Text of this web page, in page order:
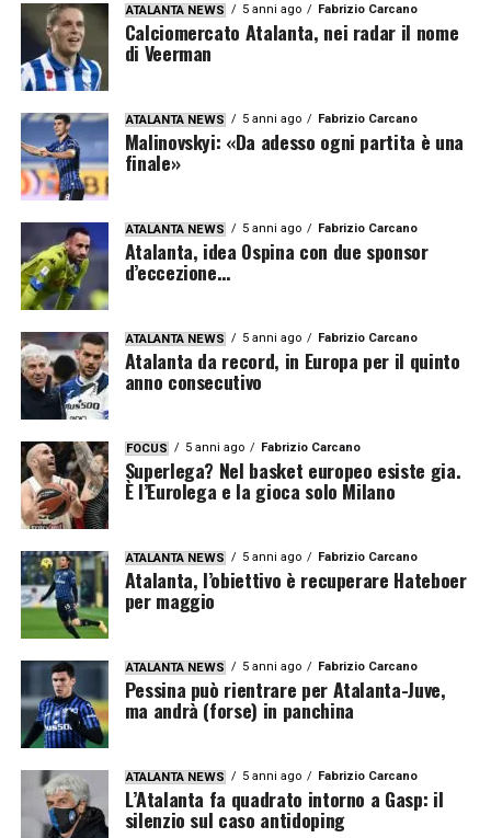
ATALANTA NEWS 5 anni ago Fabrizio Carcano
Calciomercato Atalanta, nei radar il nome
di Veerman
ATALANTA NEWS 5 anni ago Fabrizio Carcano
Malinovskyi: «Da adesso ogni partita è una
finale»
ATALANTA NEWS 5 anni ago Fabrizio Carcano
Atalanta, idea Ospina con due sponsor
d’eccezione…
ATALANTA NEWS 5 anni ago Fabrizio Carcano
Atalanta da record, in Europa per il quinto
anno consecutivo
FOCUS 5 anni ago Fabrizio Carcano
Superlega? Nel basket europeo esiste gia.
È l’Eurolega e la gioca solo Milano
ATALANTA NEWS 5 anni ago Fabrizio Carcano
Atalanta, l’obiettivo è recuperare Hateboer
per maggio
ATALANTA NEWS 5 anni ago Fabrizio Carcano
Pessina può rientrare per Atalanta-Juve,
ma andrà (forse) in panchina
ATALANTA NEWS 5 anni ago Fabrizio Carcano
L’Atalanta fa quadrato intorno a Gasp: il
silenzio sul caso antidoping